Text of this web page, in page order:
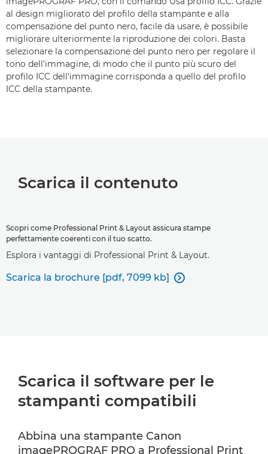
al design migliorato del profilo della stampante e alla
compensazione del punto nero, facile da usare, è possibile
migliorare ulteriormente la riproduzione dei colori. Basta
selezionare la compensazione del punto nero per regolare il
tono dell'immagine, di modo che il punto più scuro del
profilo ICC dell'immagine corrisponda a quello del profilo
ICC della stampante.
Scarica il contenuto
Scopri come Professional Print & Layout assicura stampe
perfettamente coerenti con il tuo scatto.
Esplora i vantaggi di Professional Print & Layout.
Scarica la brochure [pdf, 7099 kb] 
Scarica il software per le
stampanti compatibili
Abbina una stampante Canon
imagePROGRAF PRO a Professional Print